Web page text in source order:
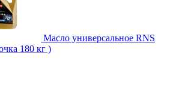
Масло универсальное RNS
180 кг )